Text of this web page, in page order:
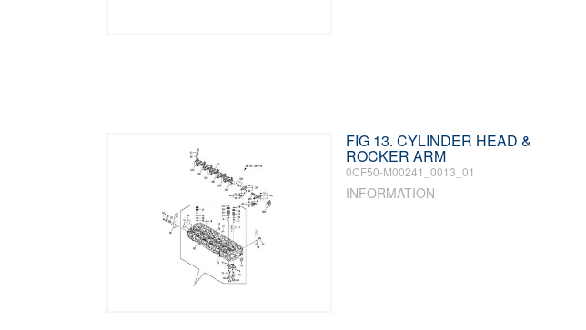
FIG 13. CYLINDER HEAD &
ROCKER ARM
0CF50-M00241_0013_01
INFORMATION